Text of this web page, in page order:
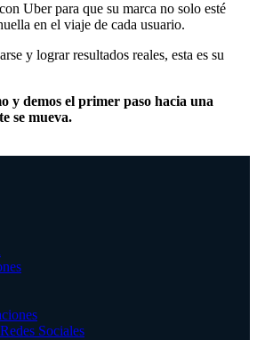
Uber para que su marca no solo esté
en el viaje de cada usuario.
y lograr resultados reales, esta es su
y demos el primer paso hacia una
se mueva.
Sociales